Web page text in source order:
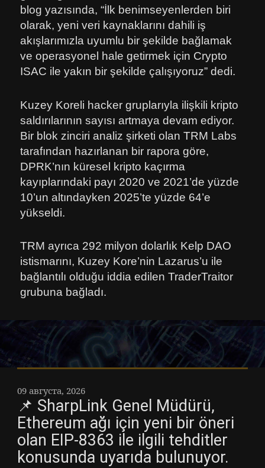
blog yazısında, “İlk benimseyenlerden biri
olarak, yeni veri kaynaklarını dahili iş
akışlarımızla uyumlu bir şekilde bağlamak
ve operasyonel hale getirmek için Crypto
ISAC ile yakın bir şekilde çalışıyoruz” dedi.
Kuzey Koreli hacker gruplarıyla ilişkili kripto
saldırılarının sayısı artmaya devam ediyor.
Bir blok zinciri analiz şirketi olan TRM Labs
tarafından hazırlanan bir rapora göre,
DPRK’nın küresel kripto kaçırma
kayıplarındaki payı 2020 ve 2021’de yüzde
10’un altındayken 2025’te yüzde 64’e
yükseldi.
TRM ayrıca 292 milyon dolarlık Kelp DAO
istismarını, Kuzey Kore’nin Lazarus’u ile
bağlantılı olduğu iddia edilen TraderTraitor
grubuna bağladı.
09 августа, 2026
📌 SharpLink Genel Müdürü,
Ethereum ağı için yeni bir öneri
olan EIP-8363 ile ilgili tehditler
konusunda uyarıda bulunuyor.